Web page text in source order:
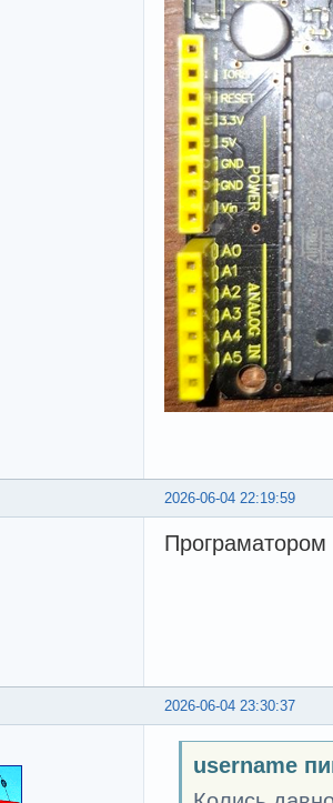
2026-06-04 22:19:59
2026-06-04 23:30:37
username